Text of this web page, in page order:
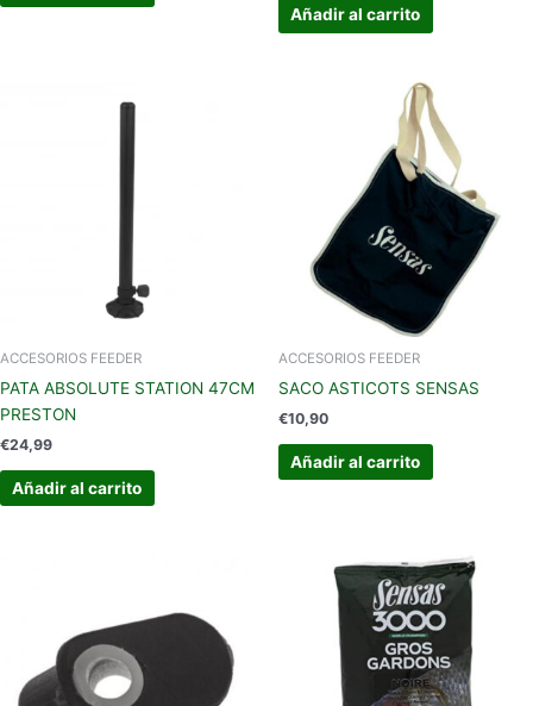
Añadir al carrito
ACCESORIOS FEEDER
PATA ABSOLUTE STATION 47CM
PRESTON
€24,99
Añadir al carrito
ACCESORIOS FEEDER
SACO ASTICOTS SENSAS
€10,90
Añadir al carrito